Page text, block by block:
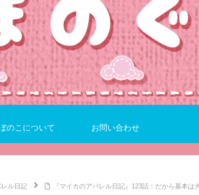
のこについて お問い合わせ
ル日記 『マイカのアパレル日記』123話：だから基本は